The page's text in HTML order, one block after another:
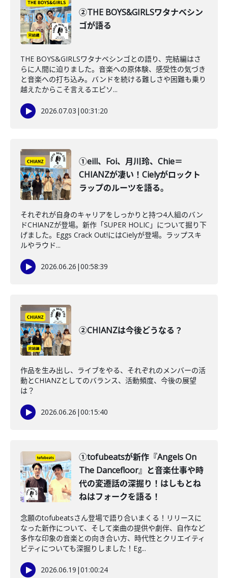
②THE BOYS&GIRLSワタナベシン
ゴが語る
THE BOYS&GIRLSワタナベシンゴとの語り、完結編はさ
らに人間に迫りました。音楽への原体験、感受性の気づき
と音楽への打ち込み。バンドを続ける難しさや困難も乗り
越えたからこそ言えるエピソ...
2026.07.03 |00:31:20
①eill、Foi、月川玲、Chie＝
CHIANZが凄い！Cielyがロックト
ラップのルーツを語る。
それぞれが自身のキャリアをしっかりと持つ4人組のバン
ドCHIANZが登場。新作「SUPER HOLIC」について掘り下
げました。Eggs Crack Out!にはCielyが登場。ラップスキ
ルやラウド...
2026.06.26 |00:58:39
②CHIANZは今後どうなる？
作品を生み出し、ライブをやる、それぞれのメンバーの活
動とCHIANZとしてのバランス、活動頻度、今後の展望
は？
2026.06.26 |00:15:40
①tofubeatsが新作『Angels On
The Dancefloor』と音楽仕事や時
代の変遷話の深掘り！はしもとね
ねはフォークを語る！
念願のtofubeatsさん登場で語り合いまくる！リリースに
なった新作について、そして楽曲の提供や劇伴、自作など
多作な印象の音楽との向き合い方、時代性とクリエイティ
ビティについても深掘りしました！Eg...
2026.06.19 |01:00:24